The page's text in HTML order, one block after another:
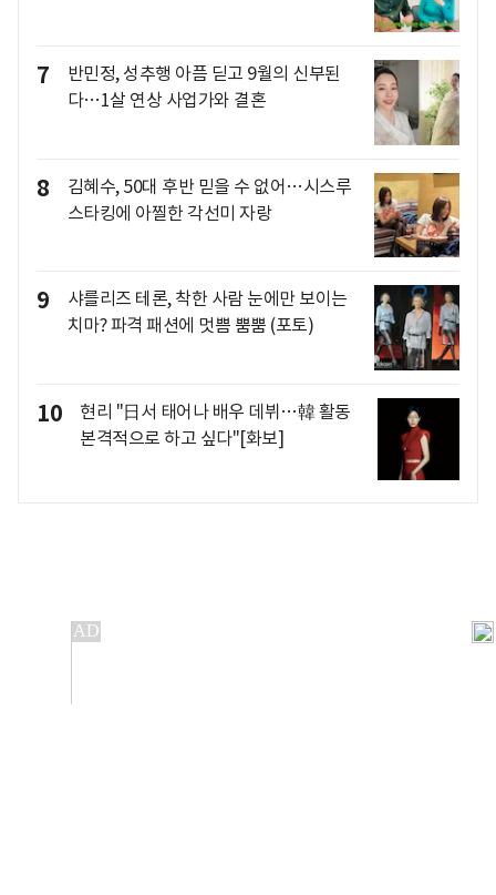
7
반민정, 성추행 아픔 딛고 9월의 신부된
다…1살 연상 사업가와 결혼
8
김혜수, 50대 후반 믿을 수 없어…시스루
스타킹에 아찔한 각선미 자랑
9
샤를리즈 테론, 착한 사람 눈에만 보이는
치마? 파격 패션에 멋쁨 뿜뿜 (포토)
10
현리 "日서 태어나 배우 데뷔…韓 활동
본격적으로 하고 싶다"[화보]